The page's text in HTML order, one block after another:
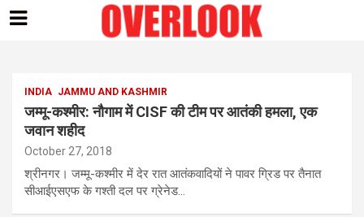
INDIA JAMMU AND KASHMIR
जम्मू-कश्मीर: नौगाम में CISF की टीम पर आतंकी हमला, एक
जवान शहीद
October 27, 2018
श्रीनगर। जम्मू-कश्मीर में देर रात आतंकवादियों ने पावर ग्रिड पर तैनात
सीआईएसएफ के गश्ती दल पर ग्रेनेड…